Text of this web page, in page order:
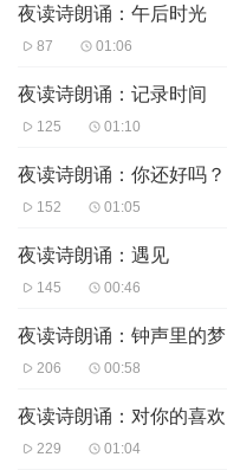
夜读诗朗诵：午后时光
87 01:06
夜读诗朗诵：记录时间
125 01:10
夜读诗朗诵：你还好吗？
152 01:05
夜读诗朗诵：遇见
145 00:46
夜读诗朗诵：钟声里的梦
206 00:58
夜读诗朗诵：对你的喜欢
229 01:04